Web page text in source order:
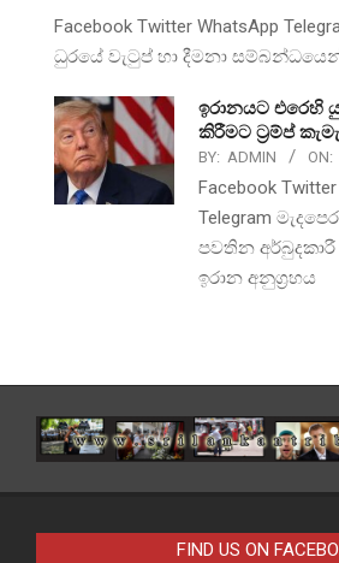
Facebook Twitter WhatsApp
ධුරයේ වැටුප් හා දීමනා
ඉරානයට එරෙහි
කිරීමට ට්‍රම්ප්
BY: ADMIN ON:
Facebook
Telegram
පවතින
ඉරාන අනුග්‍රහය
FIND US ON